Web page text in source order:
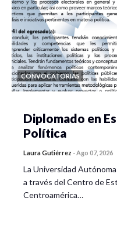
CONVOCATORIAS
Diplomado en
Política
Laura Gutiérrez - Ago 07, 2026
La Universidad
a través del Centro de
Centroamérica…